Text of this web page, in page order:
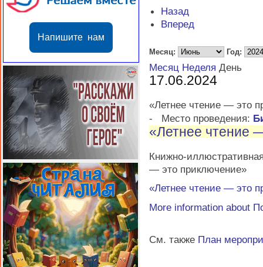
Напишите нам
Назад
Вперед
Месяц: Год:
Месяц Неделя День
17.06.2024
«Летнее чтение — это
-
Место проведения:
«Летнее чтение
Книжно-
— это приключение»
«Летнее чтение — это
More information about
См. также План